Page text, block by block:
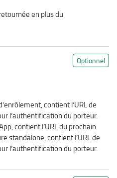
en plus du
Optionnel
contient l’URL de
l’authentification du porteur.
contient l’URL du prochain
standalone, contient l’URL de
l’authentification du porteur.